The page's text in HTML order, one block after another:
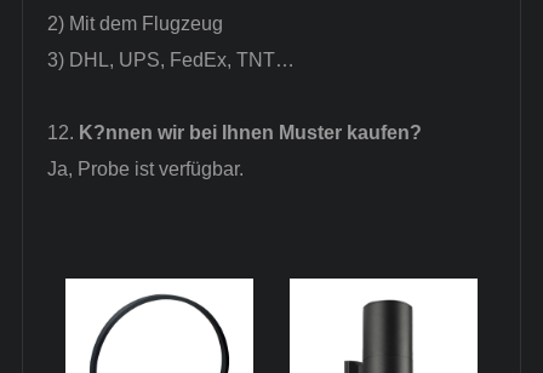
2) Mit dem Flugzeug
3) DHL, UPS, FedEx, TNT…
12. K?nnen wir bei Ihnen Muster kaufen?
Ja, Probe ist verfügbar.